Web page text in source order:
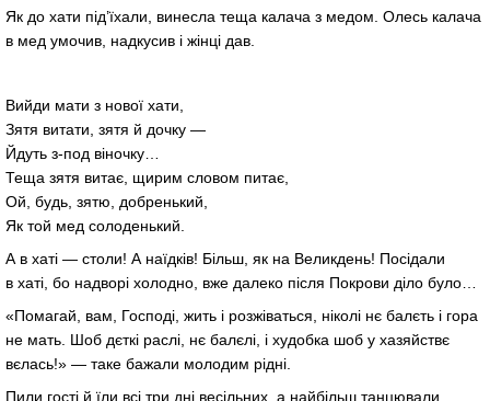
Як до хати під’їхали, винесла теща калача з медом. Олесь калача
в мед умочив, надкусив і жінці дав.
Вийди мати з нової хати,
Зятя витати, зятя й дочку —
Йдуть з-под віночку…
Теща зятя витає, щирим словом питає,
Ой, будь, зятю, добренький,
Як той мед солоденький.
А в хаті — столи! А наїдків! Більш, як на Великдень! Посідали
в хаті, бо надворі холодно, вже далеко після Покрови діло було…
«Помагай, вам, Господі, жить і розжіваться, ніколі нє балєть і гора
не мать. Шоб дєткі раслі, нє балєлі, і худобка шоб у хазяйствє
вєлась!» — таке бажали молодим рідні.
Пили гості й їли всі три дні весільних, а найбільш танцювали